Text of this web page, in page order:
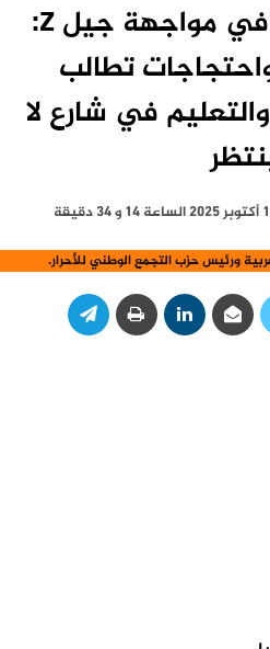
حكومة أخنوش في مواجهة جيل Z:
تطالب
في شارع لا
1 أكتوبر 2025 الساعة 14 و 34 دقيقة
ورئيس حزب التجمع الوطني للأحرار.